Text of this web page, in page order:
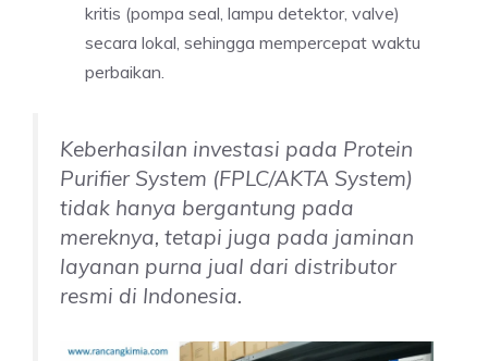
kritis (pompa seal, lampu detektor, valve)
secara lokal, sehingga mempercepat waktu
perbaikan.
Keberhasilan investasi pada Protein
Purifier System (FPLC/AKTA System)
tidak hanya bergantung pada
mereknya, tetapi juga pada jaminan
layanan purna jual dari distributor
resmi di Indonesia.